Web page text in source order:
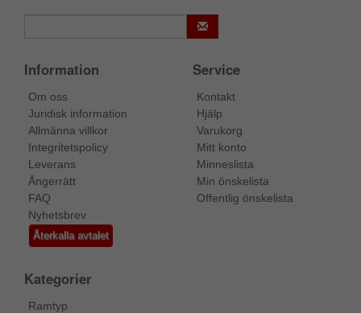
Information
Om oss
Juridisk information
Allmänna villkor
Integritetspolicy
Leverans
Ångerrätt
FAQ
Nyhetsbrev
Återkalla avtalet
Service
Kontakt
Hjälp
Varukorg
Mitt konto
Minneslista
Min önskelista
Offentlig önskelista
Kategorier
Ramtyp